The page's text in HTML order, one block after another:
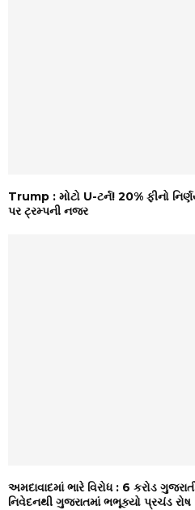
Trump : મોટો U-ટર્ન! 20% ફીનો
પર ટ્રમ્પની નજર
અમદાવાદમાં ભારે વિરોધ : 6 કરોડ
નિવેદનથી ગુજરાતમાં ભભૂક્યો પ્રચંડ રોષ